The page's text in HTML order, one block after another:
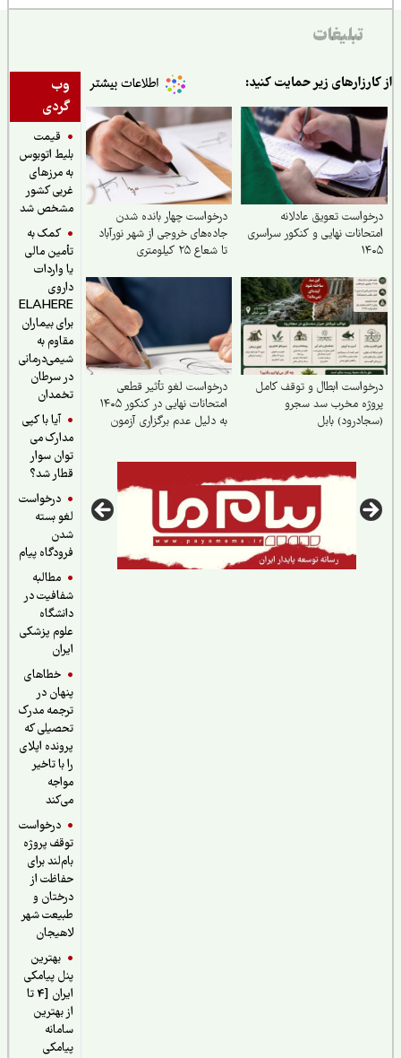
تبلیغات
وب
گردی
قیمت
بلیط اتوبوس
به مرزهای
غربی کشور
مشخص شد
کمک به
تأمین مالی
یا واردات
داروی
ELAHERE
برای بیماران
مقاوم به
شیمی‌درمانی
در سرطان
تخمدان
آیا با کپی
مدارک می
توان سوار
قطار شد؟
درخواست
لغو بسته
فرودگاه پیام
مطالبه
شفافیت در
دانشگاه
علوم پزشکی
خطاهای
پنهان در
ترجمه مدرک
تحصیلی که
پرونده اپلای
را با تاخیر
درخواست
توقف پروژه
بام‌لند برای
حفاظت از
درختان و
طبیعت شهر
لاهیجان
بهترین
پنل پیامکی
ایران [4 تا
از بهترین
سامانه
پیامکی
زیر حمایت کنید:
تعویق عادلانه
نهایی و کنکور سراسری
درخواست چهار بانده شدن
جاده‌های خروجی از شهر نورآباد
تا شعاع ۲۵ کیلومتری
ابطال و توقف کامل
مخرب سد سجرو
بابل
درخواست لغو تأثیر قطعی
امتحانات نهایی در کنکور ۱۴۰۵
به دلیل عدم برگزاری آزمون